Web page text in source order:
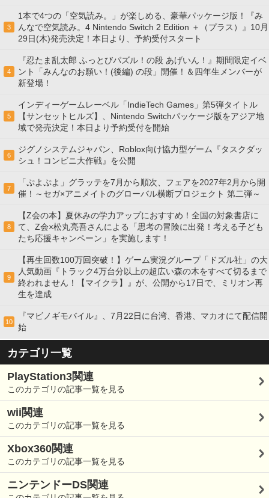
3
1本で4つの「空気読み。」が楽しめる、豪華パッケージ版！『み
んなで空気読み。4 Nintendo Switch 2 Edition ＋（プラス）』10月
29日(木)発売決定！本日より、予約受付スタート
4
『忍たま乱太郎 ふっとびパズル！の段 あげいん！』期間限定イベ
ント「みんなのお願い！(後編) の段」開催！＆四年生メンバーが
新登場！
5
インディーゲームレーベル「IndieTech Games」第5弾タイトル
【サンセットヒルズ】、Nintendo Switchパッケージ版をアジア地
域で発売決定！本日より予約受付を開始
6
ジグノシステムジャパン、Roblox向け協力型ゲーム『タスクダッ
シュ！コンビニ大作戦』を公開
7
「ぷよぷよ」グラッテを7月から順次、フェアを2027年2月から開
催！～セガ×アニメイトのグローバル横断プロジェクト 第二弾～
8
【Z会の本】夏休みの学力アップにおすすめ！全国の対象書店に
て、Z会×松丸亮吾さんによる「思考の冒険に出発！考える子ども
たち応援キャンペーン」を実施します！
9
【再生回数100万回突破！】ゲーム実況グループ「ドズル社」の大
人気動画『トラック4万台分以上の超広い森の木をすべて切るまで
終われません！【マイクラ】』が、公開から17日で、ミリオン再
生を達成
10
『マビノギモバイル』、7月22日に台湾、香港、マカオにて配信開
始
カテゴリ一覧
PlayStation3関連
このカテゴリの記事一覧を見る
wii関連
このカテゴリの記事一覧を見る
Xbox360関連
このカテゴリの記事一覧を見る
ニンテンドーDS関連